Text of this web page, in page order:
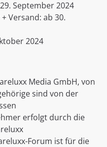
September 2024
Versand: ab 30.
2024
Media GmbH, von
sind von der
erfolgt durch die
Forum ist für die